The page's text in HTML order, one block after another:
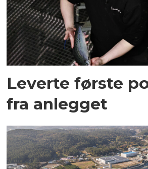
Leverte første
fra anlegget